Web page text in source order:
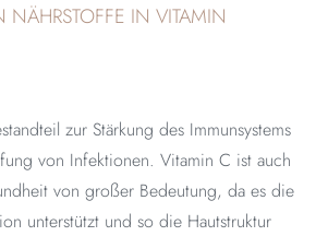
NÄHRSTOFFE IN VITAMIN
zur Stärkung des Immunsystems
von Infektionen. Vitamin C ist auch
von großer Bedeutung, da es die
unterstützt und so die Hautstruktur